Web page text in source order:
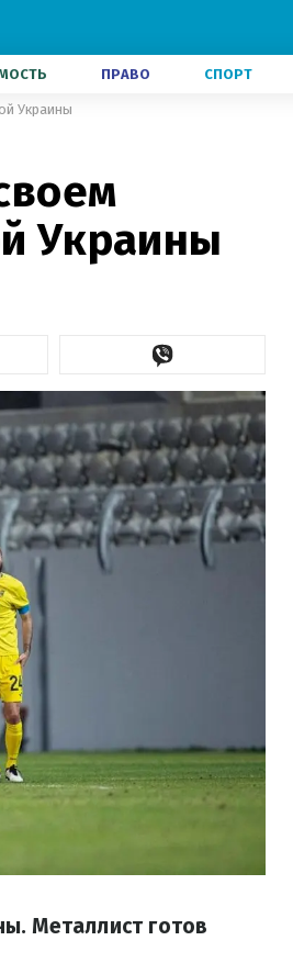
ПРАВО СПОРТ
Украины
Украины
Металлист готов